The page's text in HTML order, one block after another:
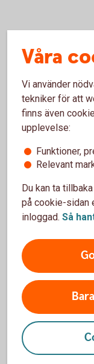
Sparbanken
Sedan år 2000
miljoner i vårt
Se exempel
Våra
Vi använder
tekniker för att
finns även
upplevelse:
Funktioner,
Relevant
Du kan ta
på cookie-sidan
inloggad. Så